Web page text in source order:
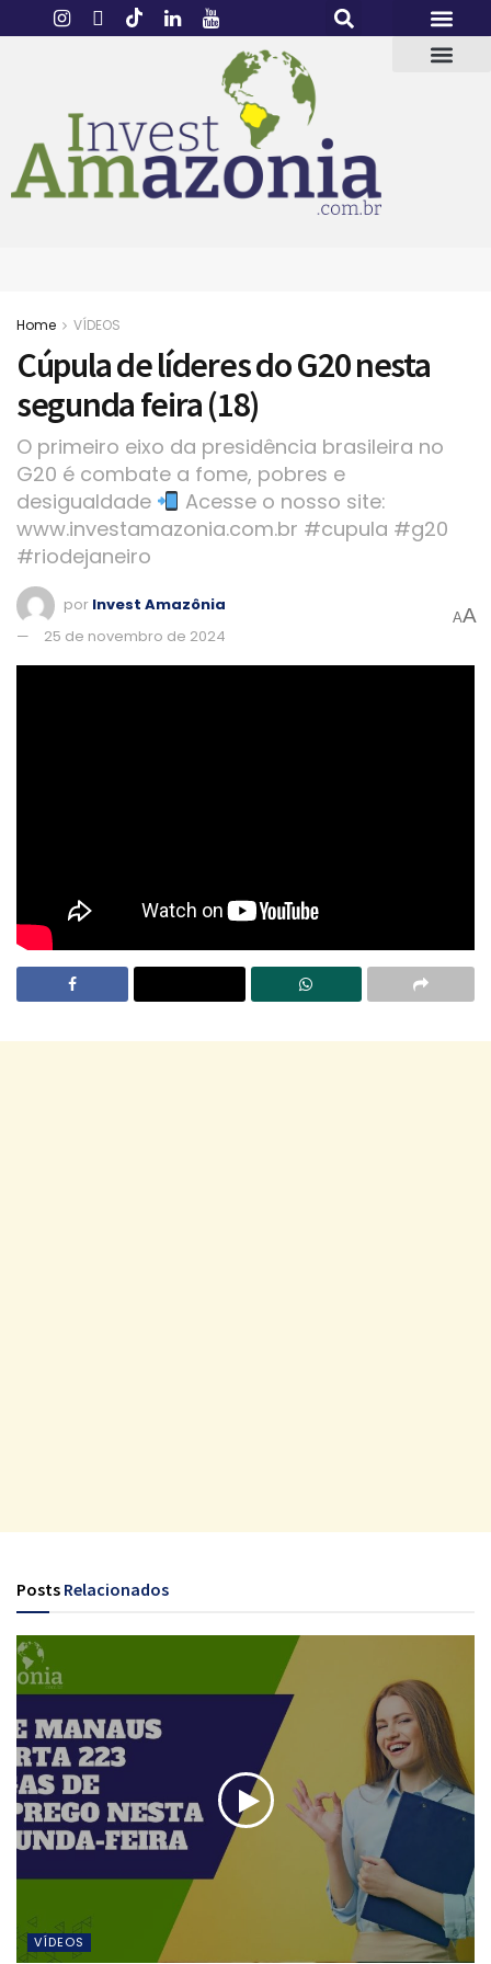
Home VÍDEOS
Cúpula de líderes do G20 nesta
segunda feira (18)
O primeiro eixo da presidência brasileira no
G20 é combate a fome, pobres e
desigualdade
Acesse o nosso site:
www.investamazonia.com.br #cupula #g20
#riodejaneiro
por Invest Amazônia
25 de novembro de 2024
AA
Posts Relacionados
VÍDEOS